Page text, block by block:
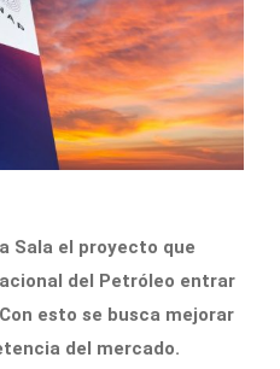
Sala el proyecto que
del Petróleo entrar
esto se busca mejorar
del mercado.